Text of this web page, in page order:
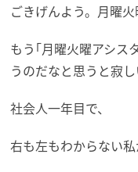
ごきげんよう。月曜
もう｢月曜火曜アシス
うのだなと思うと寂し
社会人一年目で、
右も左もわからない